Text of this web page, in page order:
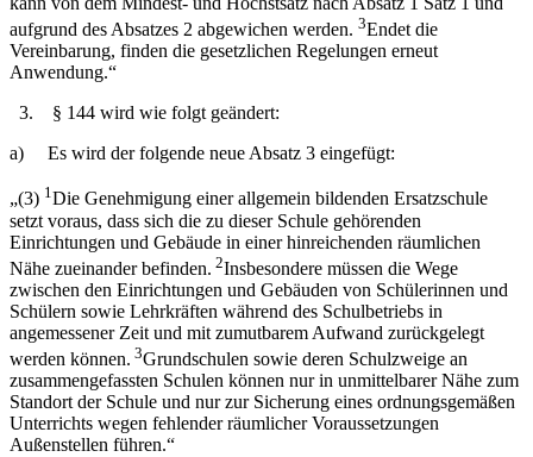
aufgrund des Absatzes 2 abgewichen werden. 3Endet die
Vereinbarung, finden die gesetzlichen Regelungen erneut
Anwendung.“
3. § 144 wird wie folgt geändert:
a) Es wird der folgende neue Absatz 3 eingefügt:
„(3) 1Die Genehmigung einer allgemein bildenden Ersatzschule
setzt voraus, dass sich die zu dieser Schule gehörenden
Einrichtungen und Gebäude in einer hinreichenden räumlichen
Nähe zueinander befinden. 2Insbesondere müssen die Wege
zwischen den Einrichtungen und Gebäuden von Schülerinnen und
Schülern sowie Lehrkräften während des Schulbetriebs in
angemessener Zeit und mit zumutbarem Aufwand zurückgelegt
werden können. 3Grundschulen sowie deren Schulzweige an
zusammengefassten Schulen können nur in unmittelbarer Nähe zum
Standort der Schule und nur zur Sicherung eines ordnungsgemäßen
Unterrichts wegen fehlender räumlicher Voraussetzungen
Außenstellen führen.“